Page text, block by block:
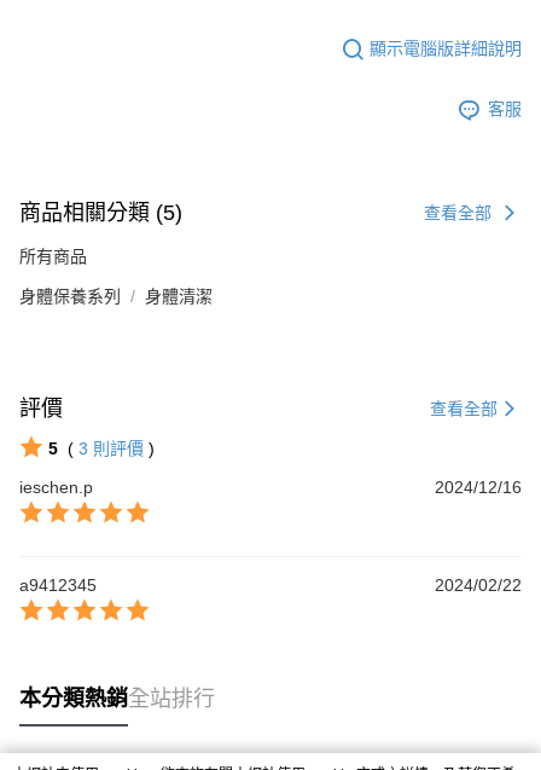
顯示電腦版詳細說明
客服
商品相關分類 (5) 查看全部
所有商品
身體保養系列 身體清潔
評價 查看全部
5 ( 3 則評價 )
ieschen.p
2024/12/16
a9412345 2024/02/22
本分類熱銷全站排行